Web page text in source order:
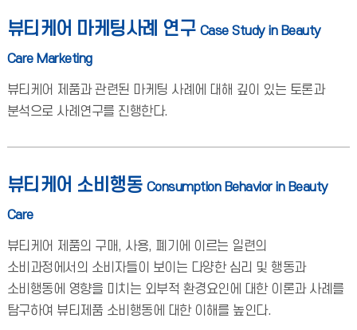
뷰티케어 마케팅사례 연구 Case Study in Beauty
Care Marketing
뷰티케어 제품과 관련된 마케팅 사례에 대해 깊이 있는 토론과
분석으로 사례연구를 진행한다.
뷰티케어 소비행동 Consumption Behavior in Beauty
Care
뷰티케어 제품의 구매, 사용, 폐기에 이르는 일련의
소비과정에서의 소비자들이 보이는 다양한 심리 및 행동과
소비행동에 영향을 미치는 외부적 환경요인에 대한 이론과 사례를
탐구하여 뷰티제품 소비행동에 대한 이해를 높인다.